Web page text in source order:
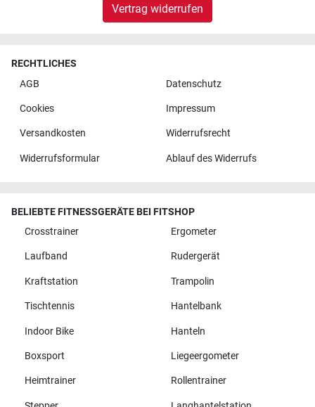
Vertrag widerrufen
RECHTLICHES
AGB
Datenschutz
Cookies Impressum
Versandkosten Widerrufsrecht
Widerrufsformular Ablauf des Widerrufs
BELIEBTE FITNESSGERÄTE BEI FITSHOP
Crosstrainer
Ergometer
Laufband Rudergerät
Kraftstation Trampolin
Tischtennis Hantelbank
Indoor Bike Hanteln
Boxsport Liegeergometer
Heimtrainer Rollentrainer